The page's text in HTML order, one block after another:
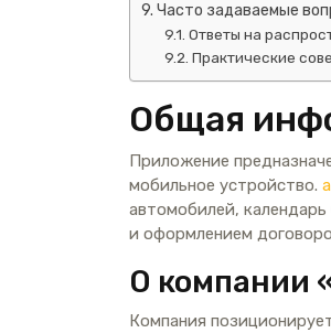
Часто задаваемые
Ответы на
Практические
Общая
Приложение
мобильное устройство.
автомобилей,
и оформлением
О компании
Компания